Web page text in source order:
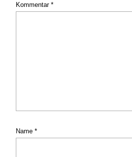
Kommentar*
Name*